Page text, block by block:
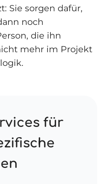
Sie sorgen dafür,
noch
die ihn
mehr im Projekt
für